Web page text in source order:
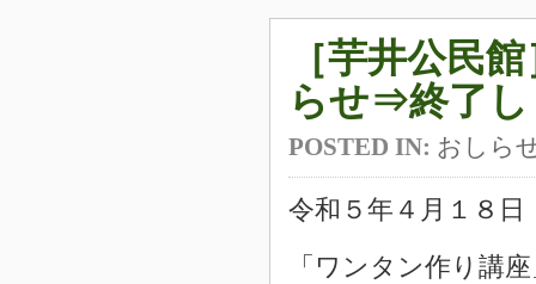
［芋井公民
らせ⇒終了
POSTED IN: おしら
令和５年４月１８
「ワンタン作り講